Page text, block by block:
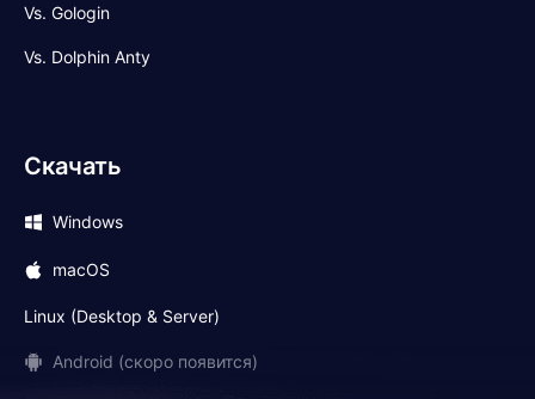
Vs. Gologin
Vs. Dolphin Anty
Скачать
Windows
macOS
Linux (Desktop & Server)
Android (скоро появится)